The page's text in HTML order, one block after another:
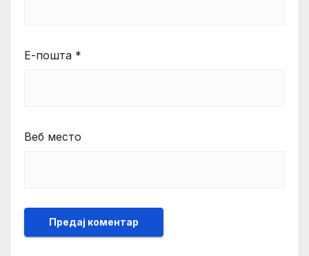
Е-пошта *
Веб место